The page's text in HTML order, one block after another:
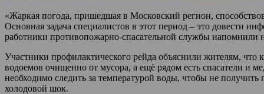
«Жаркая погода, пришедшая в Московский регион,
Основная задача специалистов в этот период – это довести
работники противопожарно-спасательной службы напомнили
Участники профилактического рейда объяснили жителям, что
водоемов очищенно от мусора, а ещё рядом есть спасатели и
необходимо следить за температурой воды, чтобы не
холодовой шок.